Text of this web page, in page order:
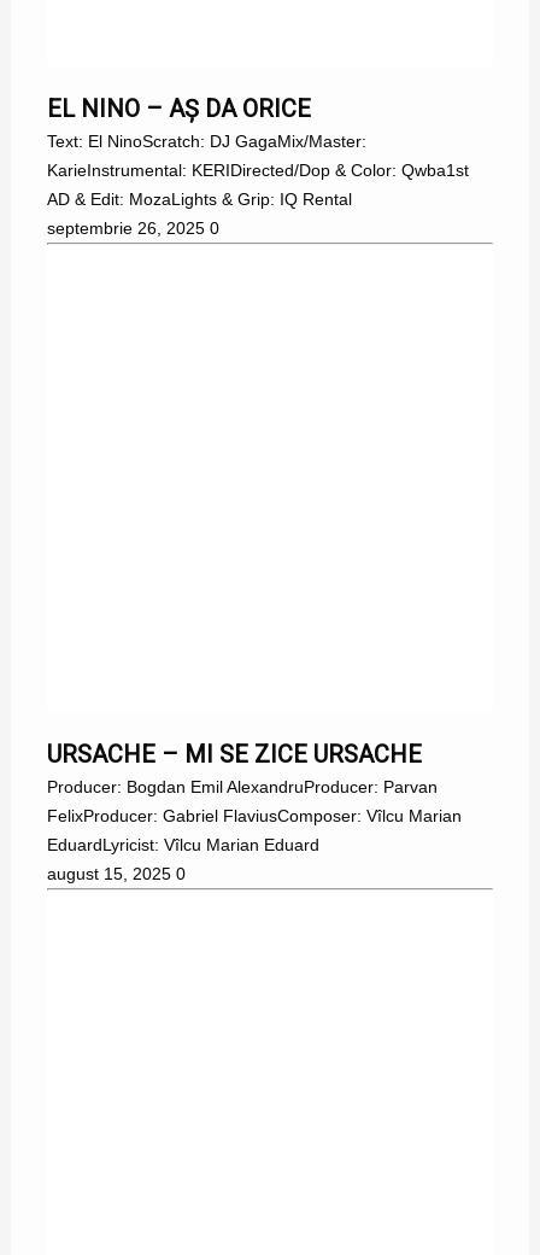
EL NINO – AȘ DA ORICE
Text: El NinoScratch: DJ GagaMix/Master:
KarieInstrumental: KERIDirected/Dop & Color: Qwba1st
AD & Edit: MozaLights & Grip: IQ Rental
septembrie 26, 2025 0
URSACHE – MI SE ZICE URSACHE
Producer: Bogdan Emil AlexandruProducer: Parvan
FelixProducer: Gabriel FlaviusComposer: Vîlcu Marian
EduardLyricist: Vîlcu Marian Eduard
august 15, 2025 0